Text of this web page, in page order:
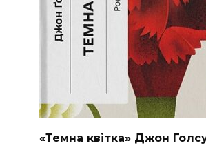
«Темна квітка» Джон